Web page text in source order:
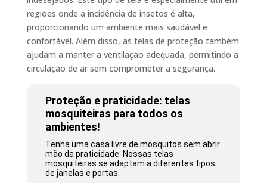
regiões onde a incidência de insetos é alta,
proporcionando um ambiente mais saudável e
confortável. Além disso, as telas de proteção também
ajudam a manter a ventilação adequada, permitindo a
circulação de ar sem comprometer a segurança.
Proteção e praticidade: telas
mosquiteiras para todos os
ambientes!
Tenha uma casa livre de mosquitos sem abrir
mão da praticidade. Nossas telas
mosquiteiras se adaptam a diferentes tipos
de janelas e portas.